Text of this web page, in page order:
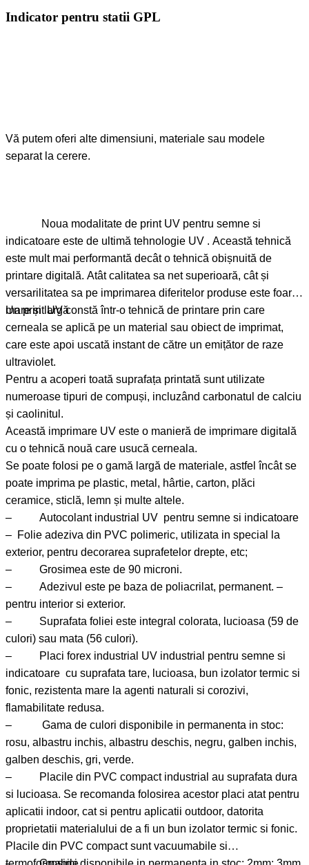
Indicator pentru statii GPL
Vă putem oferi alte dimensiuni, materiale sau modele
separat la cerere.
indicatoare este de ultimă tehnologie UV . Această tehnică
este mult mai performantă decât o tehnică obișnuită de
printare digitală. Atât calitatea sa net superioară, cât și
versarilitatea sa pe imprimarea diferitelor produse este foarte
mare și largă
Un print UV constă într-o tehnică de printare prin care
cerneala se aplică pe un material sau obiect de imprimat,
care este apoi uscată instant de către un emițător de raze
ultraviolet.
Pentru a acoperi toată suprafața printată sunt utilizate
numeroase tipuri de compuși, incluzând carbonatul de calciu
și caolinitul.
Această imprimare UV este o manieră de imprimare digitală
cu o tehnică nouă care usucă cerneala.
Se poate folosi pe o gamă largă de materiale, astfel încât se
poate imprima pe plastic, metal, hârtie, carton, plăci
ceramice, sticlă, lemn și multe altele.
– Autocolant industrial UV pentru semne si indicatoare
– Folie adeziva din PVC polimeric, utilizata in special la
exterior, pentru decorarea suprafetelor drepte, etc;
– Grosimea este de 90 microni.
– Adezivul este pe baza de poliacrilat, permanent. –
pentru interior si exterior.
– Suprafata foliei este integral colorata, lucioasa (59 de
culori) sau mata (56 culori).
– Placi forex industrial UV industrial pentru semne si
indicatoare cu suprafata tare, lucioasa, bun izolator termic si
fonic, rezistenta mare la agenti naturali si corozivi,
flamabilitate redusa.
– Gama de culori disponibile in permanenta in stoc:
rosu, albastru inchis, albastru deschis, negru, galben inchis,
galben deschis, gri, verde.
– Placile din PVC compact industrial au suprafata dura
si lucioasa. Se recomanda folosirea acestor placi atat pentru
aplicatii indoor, cat si pentru aplicatii outdoor, datorita
proprietatii materialului de a fi un bun izolator termic si fonic.
Placile din PVC compact sunt vacuumabile si